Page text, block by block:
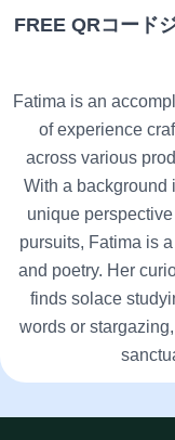
FREE QRコード
Fatima is an
of experience
across various
With a background
unique
pursuits, Fatima is
and poetry. Her
finds solace
words or